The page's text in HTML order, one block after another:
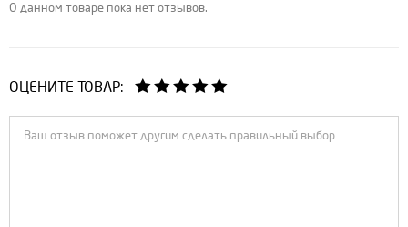
О данном товаре пока нет отзывов.
ОЦЕНИТЕ ТОВАР: